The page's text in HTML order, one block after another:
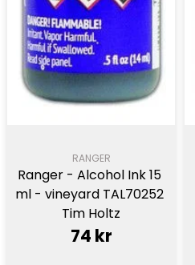
RANGER
Ranger - Alcohol Ink 15
ml - vineyard TAL70252
Tim Holtz
74 kr